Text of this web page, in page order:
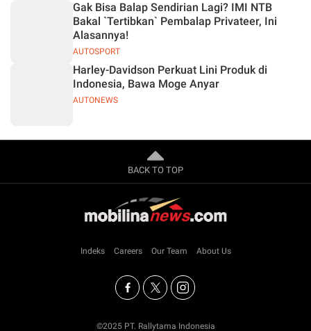
AUTOSPORT
Gak Bisa Balap Sendirian Lagi? IMI NTB
Bakal `Tertibkan` Pembalap Privateer, Ini
Alasannya!
AUTONEWS
Harley-Davidson Perkuat Lini Produk di
Indonesia, Bawa Moge Anyar
BACK TO TOP
Indeks Careers Our Team About Us
©2025 PT. Rallytama Indonesia